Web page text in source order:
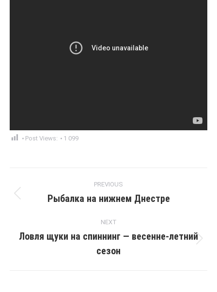
Post Views: 1 099
navigation
PREVIOUS
Previous
Рыбалка на нижнем Днестре
NEXT
post:
Ловля щуки на спиннинг — весенне-летний
сезон